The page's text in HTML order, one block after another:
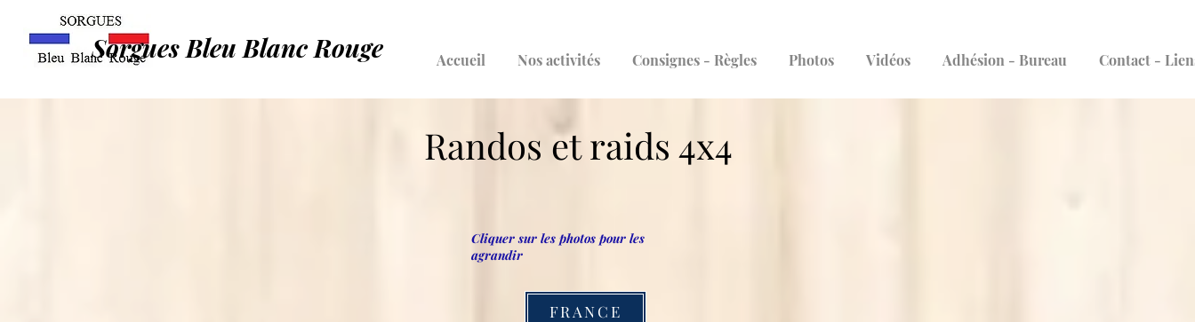
Accueil Nos activités Consignes - Règles Photos Vidéos Adhésion - Bureau Contact -
Sorgues Bleu Blanc Rouge
Randos et raids 4x4
Cliquer sur les photos pour les
agrandir
FRANCE